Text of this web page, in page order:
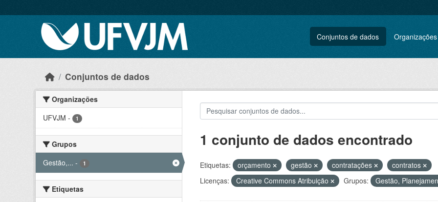
Conjuntos de dados Organizações
Conjuntos de dados
Organizações
UFVJM - 1
Grupos
Gestão,... - 1
Etiquetas
1 conjunto de dados encontrado
Etiquetas: orçamento gestão contratações
contratos
Licenças:
Creative Commons Atribuição Grupos: Gestão,